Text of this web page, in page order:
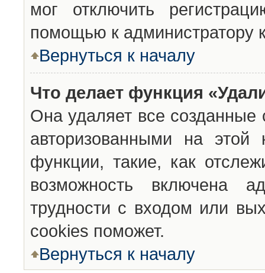
мог отключить
помощью к администратору
Вернуться к началу
Что делает функция
Она удаляет все созданные
авторизованными на
функции, такие, как
возможность включена
трудности с входом или
cookies поможет.
Вернуться к началу